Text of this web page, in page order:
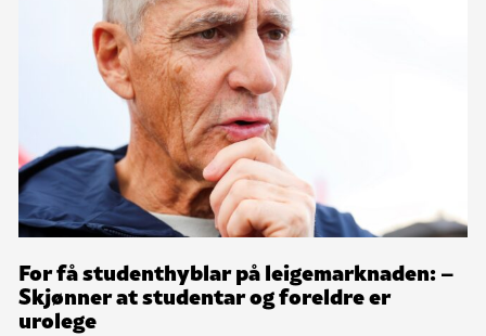
For få studenthyblar på leigemarknaden: –
Skjønner at studentar og foreldre er
urolege